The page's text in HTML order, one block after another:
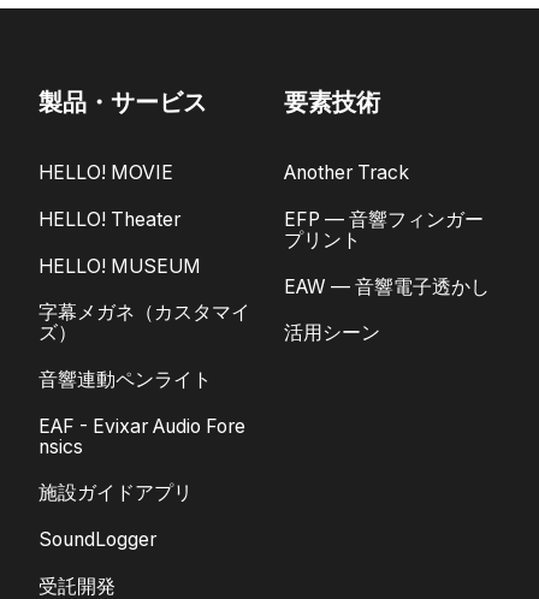
製品・サービス
HELLO! MOVIE
HELLO! Theater
HELLO! MUSEUM
字幕メガネ（カスタマイ
ズ）
音響連動ペンライト
EAF - Evixar Audio Fore
nsics
施設ガイドアプリ
SoundLogger
受託開発
要素技術
Another Track
EFP — 音響フィンガー
プリント
EAW — 音響電子透かし
活用シーン